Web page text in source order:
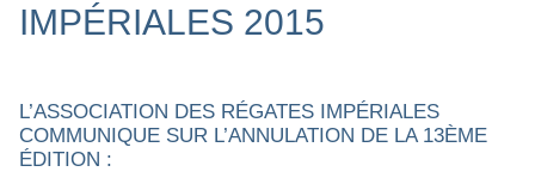
IMPÉRIALES 2015
L’ASSOCIATION DES RÉGATES IMPÉRIALES
COMMUNIQUE SUR L’ANNULATION DE LA 13ÈME
ÉDITION :